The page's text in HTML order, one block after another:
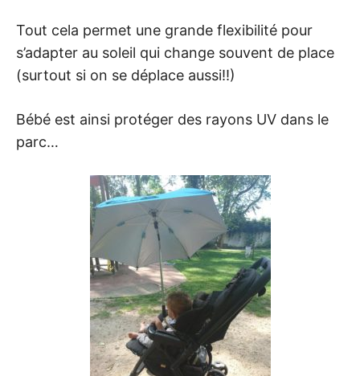
Tout cela permet une grande flexibilité pour
s’adapter au soleil qui change souvent de place
(surtout si on se déplace aussi!!)
Bébé est ainsi protéger des rayons UV dans le
parc…